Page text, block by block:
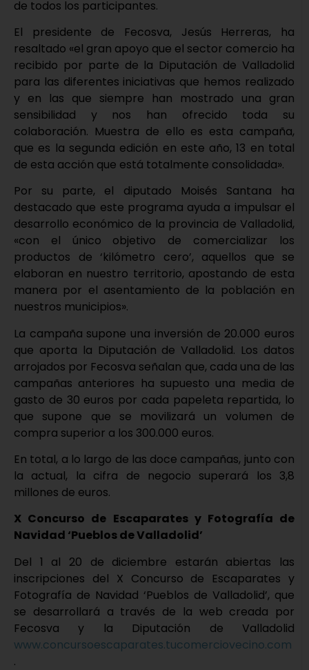
de todos los participantes.
El presidente de Fecosva, Jesús Herreras, ha
resaltado «el gran apoyo que el sector comercio ha
recibido por parte de la Diputación de Valladolid
para las diferentes iniciativas que hemos realizado
y en las que siempre han mostrado una gran
sensibilidad y nos han ofrecido toda su
colaboración. Muestra de ello es esta campaña,
que es la segunda edición en este año, 13 en total
de esta acción que está totalmente consolidada».
Por su parte, el diputado Moisés Santana ha
destacado que este programa ayuda a impulsar el
desarrollo económico de la provincia de Valladolid,
«con el único objetivo de comercializar los
productos de ‘kilómetro cero’, aquellos que se
elaboran en nuestro territorio, apostando de esta
manera por el asentamiento de la población en
nuestros municipios».
La campaña supone una inversión de 20.000 euros
que aporta la Diputación de Valladolid. Los datos
arrojados por Fecosva señalan que, cada una de las
campañas anteriores ha supuesto una media de
gasto de 30 euros por cada papeleta repartida, lo
que supone que se movilizará un volumen de
compra superior a los 300.000 euros.
En total, a lo largo de las doce campañas, junto con
la actual, la cifra de negocio superará los 3,8
millones de euros.
X Concurso de Escaparates y Fotografía de
Navidad ‘Pueblos de Valladolid’
Del 1 al 20 de diciembre estarán abiertas las
inscripciones del X Concurso de Escaparates y
Fotografía de Navidad ‘Pueblos de Valladolid’, que
se desarrollará a través de la web creada por
Fecosva y la Diputación de Valladolid
www.concursoescaparates.tucomerciovecino.com
.